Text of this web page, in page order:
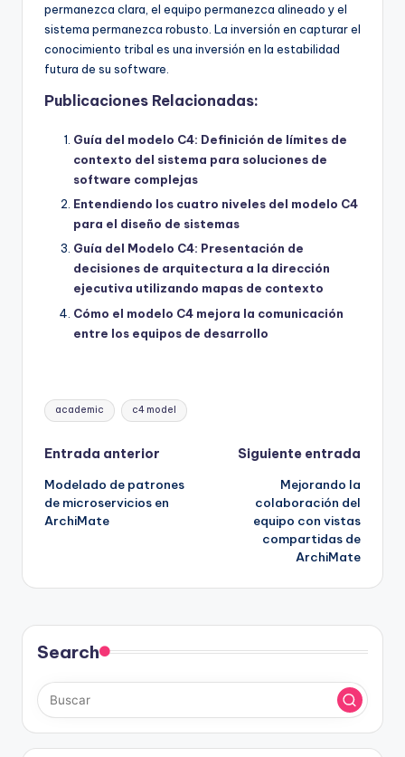
permanezca clara, el equipo permanezca alineado y el
sistema permanezca robusto. La inversión en capturar el
conocimiento tribal es una inversión en la estabilidad
futura de su software.
Publicaciones Relacionadas:
Guía del modelo C4: Definición de límites de
contexto del sistema para soluciones de
software complejas
Entendiendo los cuatro niveles del modelo C4
para el diseño de sistemas
Guía del Modelo C4: Presentación de
decisiones de arquitectura a la dirección
ejecutiva utilizando mapas de contexto
Cómo el modelo C4 mejora la comunicación
entre los equipos de desarrollo
Etiquetas:
academic c4 model
Navegación
de
entradas
Entrada anterior
Modelado de patrones
de microservicios en
ArchiMate
Siguiente entrada
Mejorando la
colaboración del
equipo con vistas
compartidas de
ArchiMate
Search